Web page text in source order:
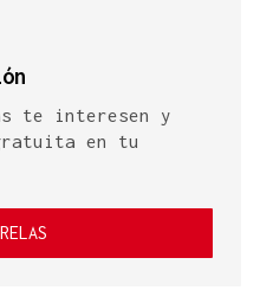
te interesen y
en tu